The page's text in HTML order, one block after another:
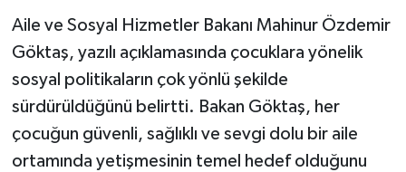
Çalışmaya Zorluyor
Aile ve Sosyal Hizmetler Bakanı Mahinur Özdemir
Göktaş, yazılı açıklamasında çocuklara yönelik
sosyal politikaların çok yönlü şekilde
sürdürüldüğünü belirtti. Bakan Göktaş, her
çocuğun güvenli, sağlıklı ve sevgi dolu bir aile
ortamında yetişmesinin temel hedef olduğunu